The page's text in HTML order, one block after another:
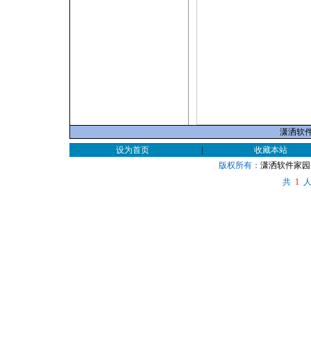
潇洒软
设为首页
|
收藏本站
版权所有： 潇洒软件家园
共